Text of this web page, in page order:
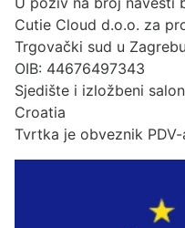
Cutie Cloud d.o.o. za
Trgovački sud u
OIB: 44676497343
Sjedište i izložbeni
Croatia
Tvrtka je obveznik PDV-